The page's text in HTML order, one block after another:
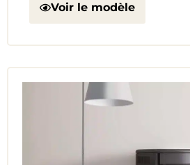
Voir le modèle